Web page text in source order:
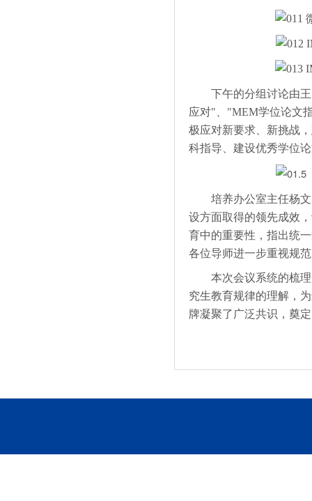
下午的分组讨论由王
应对"、"MEM学位论文
极应对新要求、新挑战
科指导、建设优秀学位
培养办公室主任杨文
设方面取得的领先成效
育中的重要性，指出统
各位导师进一步重视规
本次会议系统的梳理
究生教育规律的理解，
牌凝聚了广泛共识，奠